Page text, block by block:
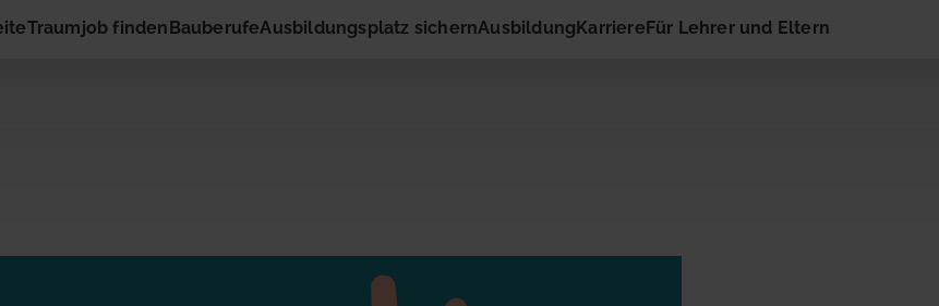
Traumjob findenBauberufeAusbildungsplatz sichernAusbildungKarriereFür Lehrer und Eltern